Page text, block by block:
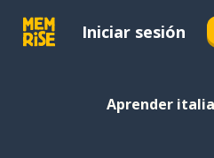
Iniciar sesión
Aprender